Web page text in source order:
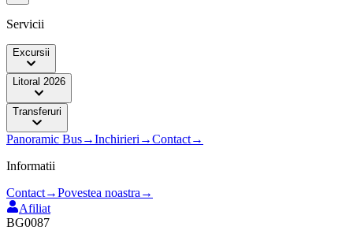
Servicii
Excursii
Litoral 2026
Transferuri
Panoramic Bus→Inchirieri →Contact→
Informatii
Contact→Povestea noastra →
Afiliat
BG0087